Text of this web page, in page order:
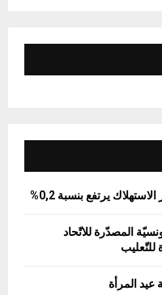
H
يرتفع بنسبة 0,2%
المصدّرة للاتّحاد
للتّعليب
المرأة